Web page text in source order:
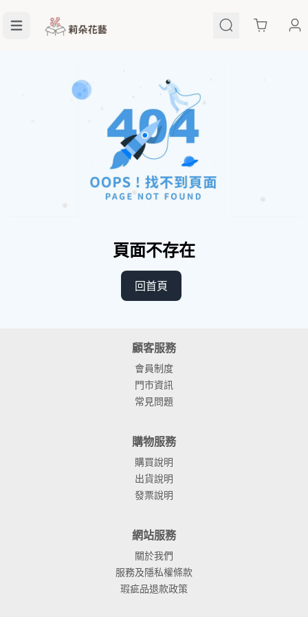
Cart
頁面不存在
回首頁
顧客服務
會員制度
門市資訊
常見問題
購物服務
購買說明
出貨說明
發票說明
網站服務
關於我們
服務及隱私權條款
瑕疵品退款政策